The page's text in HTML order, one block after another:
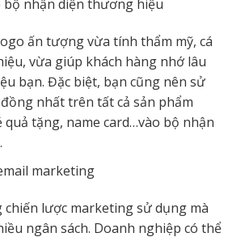
nhận diện thương hiệu
ấn tượng vừa tính thẩm mỹ, cá
vừa giúp khách hàng nhớ lâu
bạn. Đặc biệt, bạn cũng nên sử
nhất trên tất cả sản phẩm
tặng, name card…vào bộ nhận
marketing
lược marketing sử dụng mà
ngân sách. Doanh nghiệp có thể